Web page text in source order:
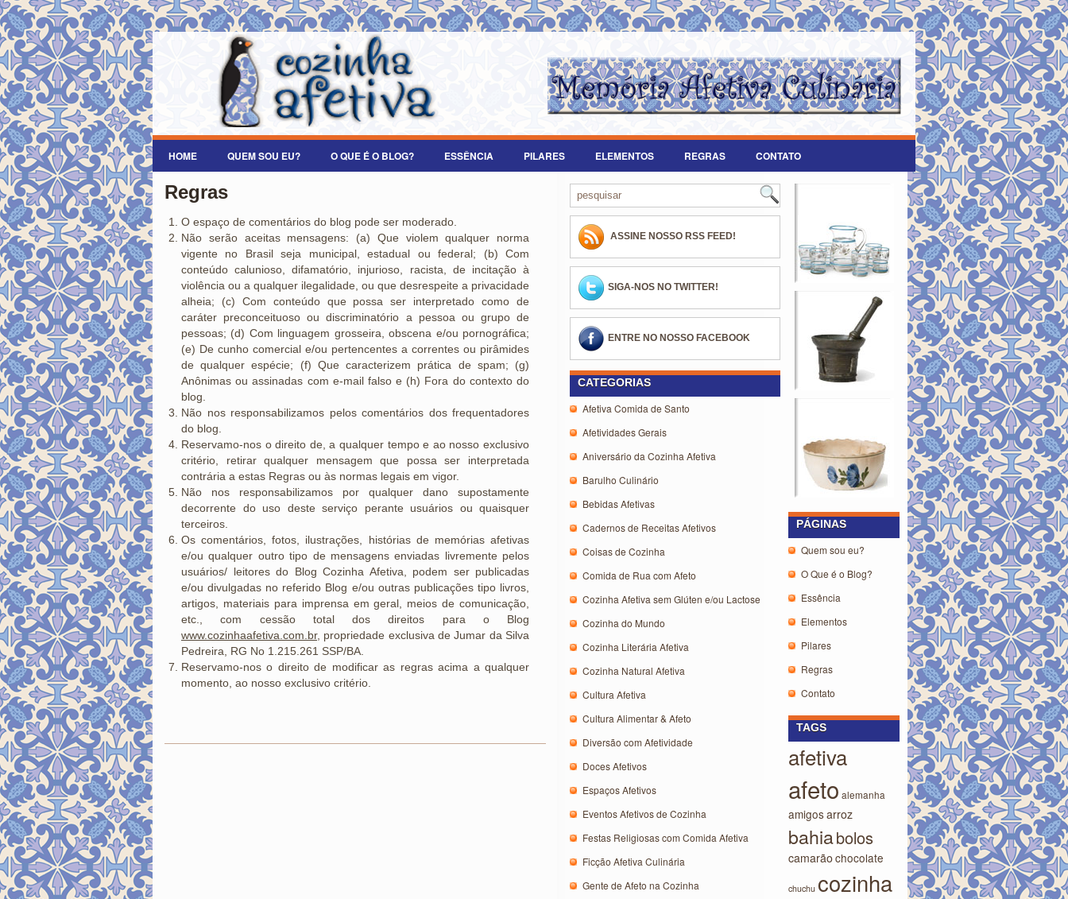
HOME QUEM SOU EU? O QUE É O BLOG? ESSÊNCIA PILARES ELEMENTOS REGRAS CONTATO
Regras
O espaço de comentários do blog pode ser moderado.
Não serão aceitas mensagens: (a) Que violem qualquer norma
vigente no Brasil seja municipal, estadual ou federal; (b) Com
conteúdo calunioso, difamatório, injurioso, racista, de incitação à
violência ou a qualquer ilegalidade, ou que desrespeite a privacidade
alheia; (c) Com conteúdo que possa ser interpretado como de
caráter preconceituoso ou discriminatório a pessoa ou grupo de
pessoas; (d) Com linguagem grosseira, obscena e/ou pornográfica;
(e) De cunho comercial e/ou pertencentes a correntes ou pirâmides
de qualquer espécie; (f) Que caracterizem prática de spam; (g)
Anônimas ou assinadas com e-mail falso e (h) Fora do contexto do
blog.
Não nos responsabilizamos pelos comentários dos frequentadores
do blog.
Reservamo-nos o direito de, a qualquer tempo e ao nosso exclusivo
critério, retirar qualquer mensagem que possa ser interpretada
contrária a estas Regras ou às normas legais em vigor.
Não nos responsabilizamos por qualquer dano supostamente
decorrente do uso deste serviço perante usuários ou quaisquer
terceiros.
Os comentários, fotos, ilustrações, histórias de memórias afetivas
e/ou qualquer outro tipo de mensagens enviadas livremente pelos
usuários/ leitores do Blog Cozinha Afetiva, podem ser publicadas
e/ou divulgadas no referido Blog e/ou outras publicações tipo livros,
artigos, materiais para imprensa em geral, meios de comunicação,
etc., com cessão total dos direitos para o Blog
www.cozinhaafetiva.com.br, propriedade exclusiva de Jumar da Silva
Pedreira, RG No 1.215.261 SSP/BA.
Reservamo-nos o direito de modificar as regras acima a qualquer
momento, ao nosso exclusivo critério.
ASSINE NOSSO RSS FEED!
SIGA-NOS NO TWITTER!
ENTRE NO NOSSO FACEBOOK
CATEGORIAS
Afetiva Comida de Santo
Afetividades Gerais
Aniversário da Cozinha Afetiva
Barulho Culinário
Bebidas Afetivas
Cadernos de Receitas Afetivos
Coisas de Cozinha
Comida de Rua com Afeto
Cozinha Afetiva sem Glúten e/ou Lactose
Cozinha do Mundo
Cozinha Literária Afetiva
Cozinha Natural Afetiva
Cultura Afetiva
Cultura Alimentar & Afeto
Diversão com Afetividade
Doces Afetivos
Espaços Afetivos
Eventos Afetivos de Cozinha
Festas Religiosas com Comida Afetiva
Ficção Afetiva Culinária
Gente de Afeto na Cozinha
PÁGINAS
Quem sou eu?
O Que é o Blog?
Essência
Elementos
Pilares
Regras
Contato
TAGS
afetiva
afeto alemanha
amigosarroz
bahiabolos
camarãochocolate
chuchu cozinha